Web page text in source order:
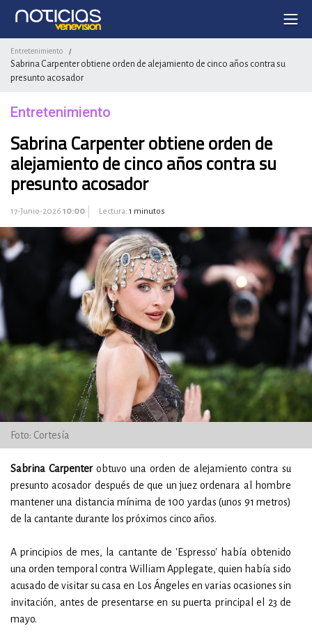
Entretenimiento /
Sabrina Carpenter obtiene orden de alejamiento de cinco años contra su
presunto acosador
Entretenimiento
Sabrina Carpenter obtiene orden de
alejamiento de cinco años contra su
presunto acosador
17-Junio-2026 10:00 Lectura: 1 minutos
Foto: Cortesía
Sabrina Carpenterobtuvo una orden de alejamiento contra su
presunto acosador después de que un juez ordenara al hombre
mantener una distancia mínima de 100 yardas (unos 91 metros)
de la cantante durante los próximos cinco años.
A principios de mes, la cantante de 'Espresso' había obtenido
una orden temporal contra William Applegate, quien había sido
acusado de visitar su casa en Los Ángeles en varias ocasiones sin
invitación, antes de presentarse en su puerta principal el 23 de
mayo.